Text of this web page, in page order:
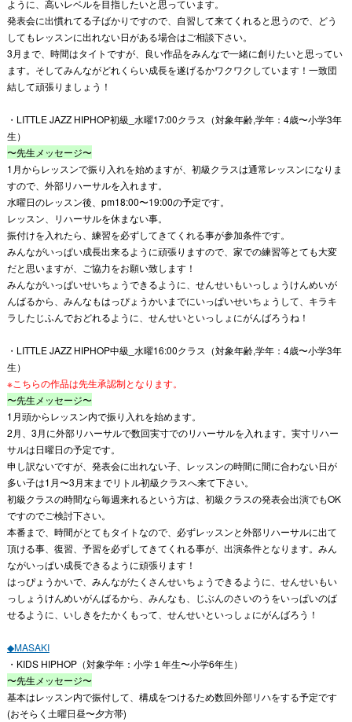
ように、高いレベルを目指したいと思っています。
発表会に出慣れてる子ばかりですので、自習して来てくれると思うので、どう
してもレッスンに出れない日がある場合はご相談下さい。
3月まで、時間はタイトですが、良い作品をみんなで一緒に創りたいと思ってい
ます。そしてみんながどれくらい成長を遂げるかワクワクしています！一致団
結して頑張りましょう！
・LITTLE JAZZ HIPHOP初級_水曜17:00クラス（対象年齢,学年：4歳〜小学3年
生）
〜先生メッセージ〜
1月からレッスンで振り入れを始めますが、初級クラスは通常レッスンになりま
すので、外部リハーサルを入れます。
水曜日のレッスン後、pm18:00〜19:00の予定です。
レッスン、リハーサルを休まない事。
振付けを入れたら、練習を必ずしてきてくれる事が参加条件です。
みんながいっぱい成長出来るように頑張りますので、家での練習等とても大変
だと思いますが、ご協力をお願い致します！
みんながいっぱいせいちょうできるように、せんせいもいっしょうけんめいが
んばるから、みんなもはっぴょうかいまでにいっぱいせいちょうして、キラキ
ラしたじふんでおどれるように、せんせいといっしょにがんばろうね！
・LITTLE JAZZ HIPHOP中級_水曜16:00クラス（対象年齢,学年：4歳〜小学3年
生）
※こちらの作品は先生承認制となります。
〜先生メッセージ〜
1月頭からレッスン内で振り入れを始めます。
2月、3月に外部リハーサルで数回実寸でのリハーサルを入れます。実寸リハー
サルは日曜日の予定です。
申し訳ないですが、発表会に出れない子、レッスンの時間に間に合わない日が
多い子は1月〜3月末までリトル初級クラスへ来て下さい。
初級クラスの時間なら毎週来れるという方は、初級クラスの発表会出演でもOK
ですのでご検討下さい。
本番まで、時間がとてもタイトなので、必ずレッスンと外部リハーサルに出て
頂ける事、復習、予習を必ずしてきてくれる事が、出演条件となります。みん
ながいっぱい成長できるように頑張ります！
はっぴょうかいで、みんながたくさんせいちょうできるように、せんせいもい
っしょうけんめいがんばるから、みんなも、じぶんのさいのうをいっぱいのば
せるように、いしきをたかくもって、せんせいといっしょにがんばろう！
◆MASAKI
・KIDS HIPHOP（対象学年：小学１年生〜小学6年生）
〜先生メッセージ〜
基本はレッスン内で振付して、構成をつけるため数回外部リハをする予定です
(おそらく土曜日昼〜夕方帯)